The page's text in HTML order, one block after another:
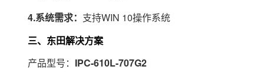
4.系统需求： 支持WIN 10操作系统
三、东田解决方案
产品型号： IPC-610L-707G2